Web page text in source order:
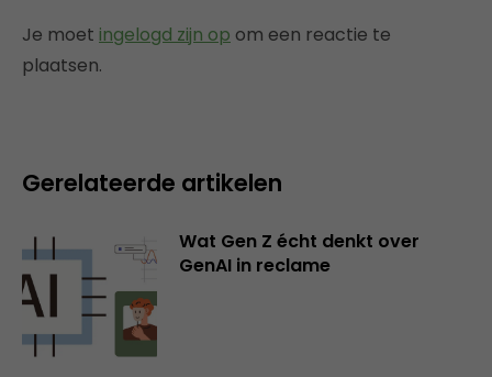
Je moet ingelogd zijn op om een reactie te
plaatsen.
Gerelateerde artikelen
Wat Gen Z écht denkt over
GenAI in reclame